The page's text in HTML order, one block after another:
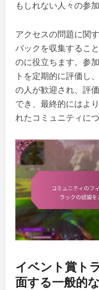
もしれない人々の参
アクセスの問題に関
バックを収集するこ
のに役立ちます。参
トを定期的に評価し
の人が歓迎され、評
でき、最終的にはよ
れたコミュニティに
イベント賞ト
面する一般的